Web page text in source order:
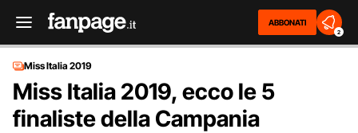
ABBONATI
2
Miss Italia 2019
Miss Italia 2019, ecco le 5
finaliste della Campania